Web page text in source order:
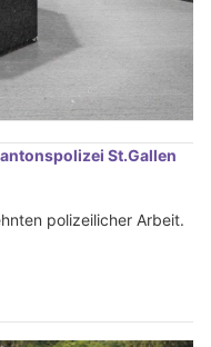
St.Gallen
polizeilicher Arbeit.